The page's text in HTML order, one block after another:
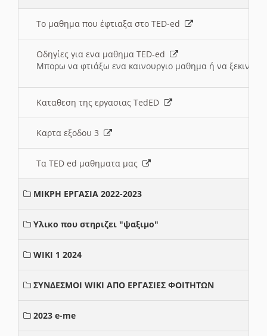
Το μαθημα που έφτιαξα στο TED-ed
Οδηγίες για ενα μαθημα TED-ed
Μπορω να φτιάξω ενα καινουργιο μαθημα ή να
Καταθεση της εργασιας TedED
Καρτα εξοδου 3
Τα TED ed μαθηματα μας
ΜΙΚΡΗ ΕΡΓΑΣΙΑ 2022-2023
Υλικο που στηριζει "ψαξιμο"
WIKI 1 2024
ΣΥΝΔΕΣΜΟΙ WIKI ΑΠΟ ΕΡΓΑΣΙΕΣ ΦΟΙΤΗΤΩΝ
2023 e-me